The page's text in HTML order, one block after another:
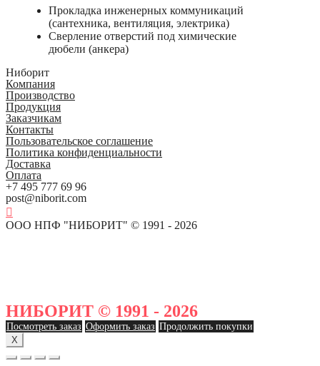
Прокладка инженерных коммуникаций
(сантехника, вентиляция, электрика)
Сверление отверстий под химические
дюбели (анкера)
Ниборит
Компания
Производство
Продукция
Заказчикам
Контакты
Пользовательское соглашение
Политика конфиденциальности
Доставка
Оплата
+7 495 777 69 96
post@niborit.com
ООО НПФ "НИБОРИТ" © 1991 - 2026
НИБОРИТ © 1991 - 2026
Посмотреть заказ Оформить заказ Продолжить покупки
X